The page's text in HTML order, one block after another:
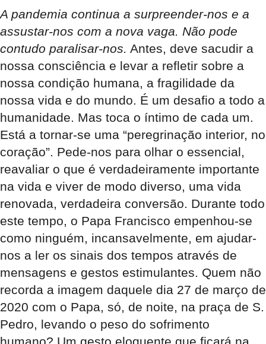
A pandemia continua a surpreender-nos e a
assustar-nos com a nova vaga. Não pode
contudo paralisar-nos. Antes, deve sacudir a
nossa consciência e levar a refletir sobre a
nossa condição humana, a fragilidade da
nossa vida e do mundo. É um desafio a todo a
humanidade. Mas toca o íntimo de cada um.
Está a tornar-se uma “peregrinação interior, no
coração”. Pede-nos para olhar o essencial,
reavaliar o que é verdadeiramente importante
na vida e viver de modo diverso, uma vida
renovada, verdadeira conversão. Durante todo
este tempo, o Papa Francisco empenhou-se
como ninguém, incansavelmente, em ajudar-
nos a ler os sinais dos tempos através de
mensagens e gestos estimulantes. Quem não
recorda a imagem daquele dia 27 de março de
2020 com o Papa, só, de noite, na praça de S.
Pedro, levando o peso do sofrimento